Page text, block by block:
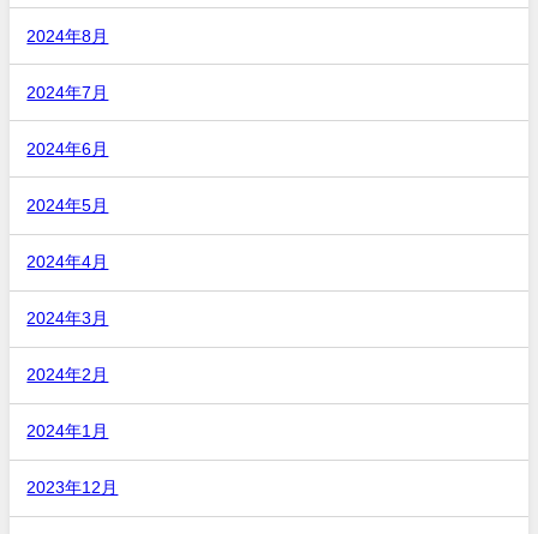
2024年8月
2024年7月
2024年6月
2024年5月
2024年4月
2024年3月
2024年2月
2024年1月
2023年12月